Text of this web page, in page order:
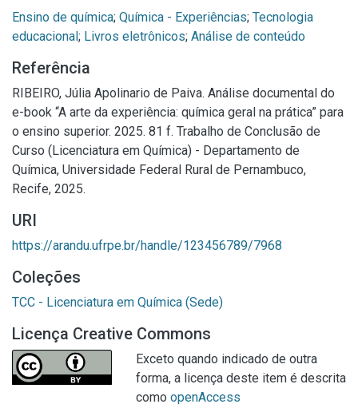
Ensino de química; Química - Experiências; Tecnologia
educacional; Livros eletrônicos; Análise de conteúdo
Referência
RIBEIRO, Júlia Apolinario de Paiva. Análise documental do
e-book “A arte da experiência: química geral na prática” para
o ensino superior. 2025. 81 f. Trabalho de Conclusão de
Curso (Licenciatura em Química) - Departamento de
Química, Universidade Federal Rural de Pernambuco,
Recife, 2025.
URI
https://arandu.ufrpe.br/handle/123456789/7968
Coleções
TCC - Licenciatura em Química (Sede)
Licença Creative Commons
Exceto quando indicado de outra
forma, a licença deste item é descrita
como openAccess